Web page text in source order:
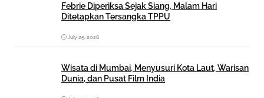
Febrie Diperiksa Sejak Siang, Malam Hari
Ditetapkan Tersangka TPPU
July 25, 2026
Wisata di Mumbai, Menyusuri Kota Laut, Warisan
Dunia, dan Pusat Film India